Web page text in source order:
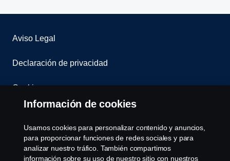
Aviso Legal
Declaración de privacidad
Cookies
Sistema de Denuncias
Información de cookies
Usamos cookies para personalizar contenido y anuncios,
para proporcionar funciones de redes sociales y para
analizar nuestro tráfico. También compartimos
información sobre su uso de nuestro sitio con nuestros